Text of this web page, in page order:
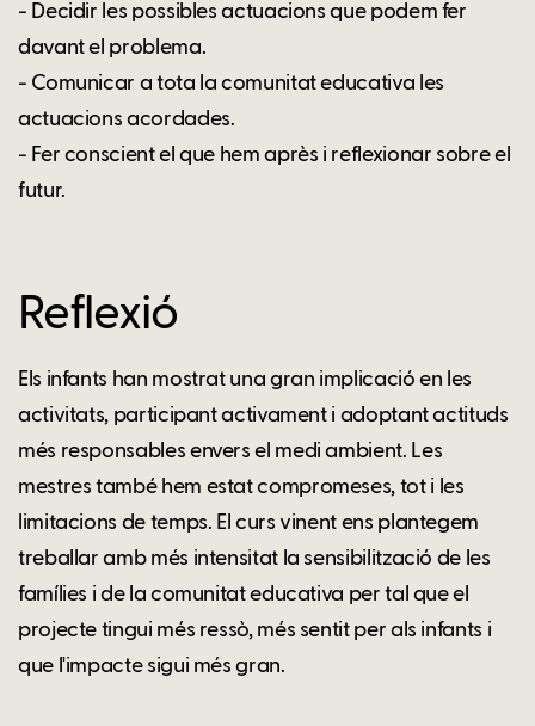
- Decidir les possibles actuacions que podem fer
davant el problema.
- Comunicar a tota la comunitat educativa les
actuacions acordades.
- Fer conscient el que hem après i reflexionar sobre el
futur.
Reflexió
Els infants han mostrat una gran implicació en les
activitats, participant activament i adoptant actituds
més responsables envers el medi ambient. Les
mestres també hem estat compromeses, tot i les
limitacions de temps. El curs vinent ens plantegem
treballar amb més intensitat la sensibilització de les
famílies i de la comunitat educativa per tal que el
projecte tingui més ressò, més sentit per als infants i
que l'impacte sigui més gran.